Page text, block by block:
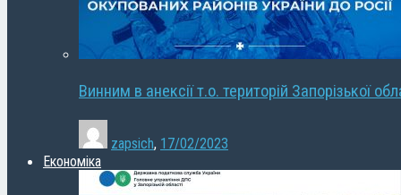
Винним в анексії т.о. територій Запорізької
zapsich, 17/02/2023
Економіка